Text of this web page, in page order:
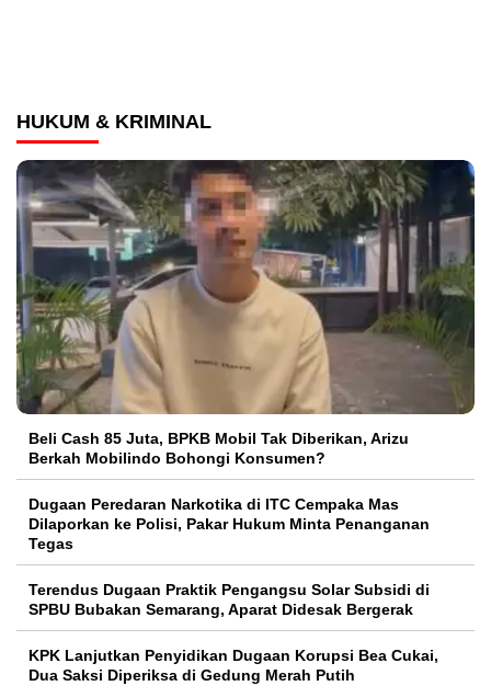
HUKUM & KRIMINAL
‎Beli Cash 85 Juta, BPKB Mobil Tak Diberikan, Arizu
Berkah Mobilindo Bohongi Konsumen?
Dugaan Peredaran Narkotika di ITC Cempaka Mas
Dilaporkan ke Polisi, Pakar Hukum Minta Penanganan
Tegas
Terendus Dugaan Praktik Pengangsu Solar Subsidi di
SPBU Bubakan Semarang, Aparat Didesak Bergerak
KPK Lanjutkan Penyidikan Dugaan Korupsi Bea Cukai,
Dua Saksi Diperiksa di Gedung Merah Putih